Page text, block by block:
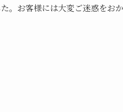
。お客様には大変ご迷惑をお